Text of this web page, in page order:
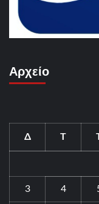
Αρχείο
Δ Τ
3 4